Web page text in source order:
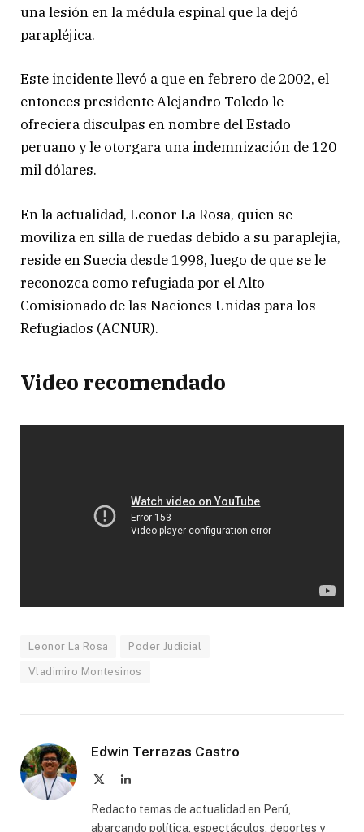
una lesión en la médula espinal que la dejó
parapléjica.
Este incidente llevó a que en febrero de 2002, el
entonces presidente Alejandro Toledo le
ofreciera disculpas en nombre del Estado
peruano y le otorgara una indemnización de 120
mil dólares.
En la actualidad, Leonor La Rosa, quien se
moviliza en silla de ruedas debido a su paraplejia,
reside en Suecia desde 1998, luego de que se le
reconozca como refugiada por el Alto
Comisionado de las Naciones Unidas para los
Refugiados (ACNUR).
Video recomendado
Leonor La Rosa Poder Judicial
Vladimiro Montesinos
Edwin Terrazas Castro
LinkedIn
Redacto temas de actualidad en Perú,
abarcando política, espectáculos, deportes y